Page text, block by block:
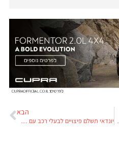
העליון
הבא
יונדאי תשלם פיצויים לבעלי רכב עם מנועים פגומים. בינתיים רק בקנדה.